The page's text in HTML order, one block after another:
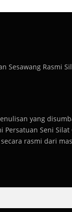
Sesawang Rasmi
yang
Seni Silat
rasmi dari